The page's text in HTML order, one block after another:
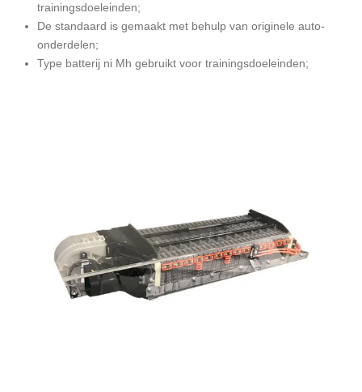
trainingsdoeleinden;
De standaard is gemaakt met behulp van originele auto-
onderdelen;
Type batterij ni Mh gebruikt voor trainingsdoeleinden;